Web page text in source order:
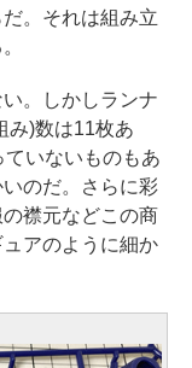
。それは組み立
。しかしランナ
み)数は11枚あ
いないものもあ
のだ。さらに彩
襟元などこの商
アのように細か